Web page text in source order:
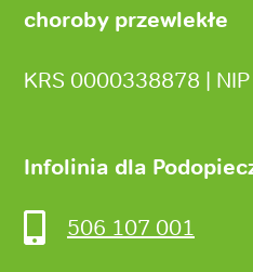
choroby przewlekłe
KRS 0000338878 | NIP
Infolinia dla
506 107 001